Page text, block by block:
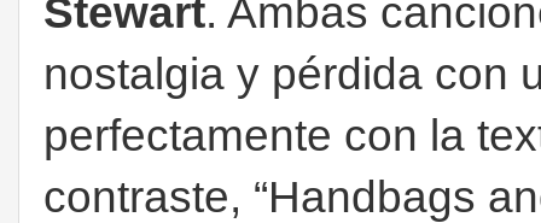
Stewart. Ambas
nostalgia y pérdida con
perfectamente con la
contraste, “Handbags